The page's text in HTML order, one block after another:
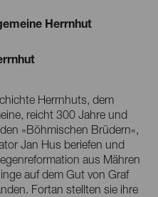
Herrnhut
Herrnhuts, dem
reicht 300 Jahre und
»Böhmischen Brüdern«,
Jan Hus beriefen und
aus Mähren
auf dem Gut von Graf
Fortan stellten sie ihre